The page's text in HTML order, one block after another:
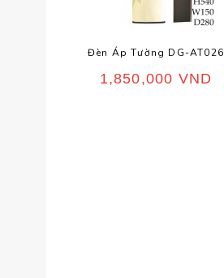
Đèn Áp Tường DG-AT026
1,850,000 VND